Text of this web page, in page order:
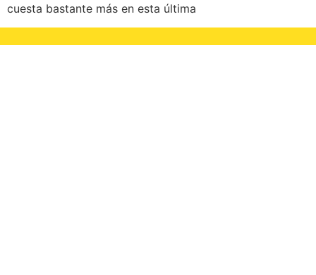
cuesta bastante más en esta última